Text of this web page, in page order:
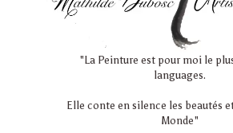
"La Peinture est pour moi le
languages.
Elle conte en silence les beautés
Monde"